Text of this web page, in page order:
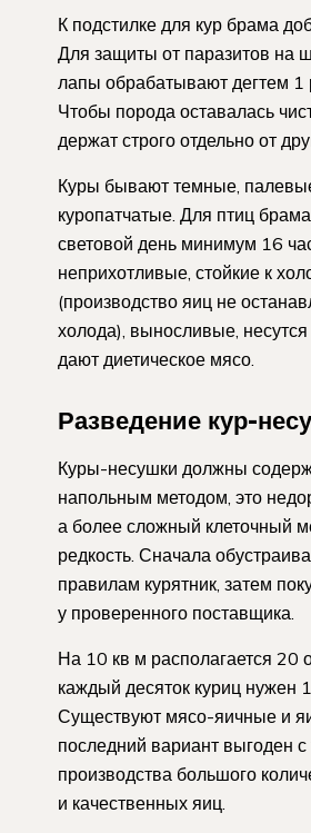
К подстилке для кур брама
Для защиты от паразитов на
лапы обрабатывают дегтем 1
Чтобы порода оставалась
держат строго отдельно от
Куры бывают темные,
куропатчатые. Для птиц
световой день минимум 16
неприхотливые, стойкие к
(производство яиц не
холода), выносливые,
дают диетическое мясо.
Разведение кур-
Куры-несушки должны
напольным методом, это
а более сложный клеточный
редкость. Сначала
правилам курятник, затем
у проверенного поставщика.
На 10 кв м располагается 20
каждый десяток куриц нужен
Существуют мясо-яичные и
последний вариант выгоден с
производства большого
и качественных яиц.